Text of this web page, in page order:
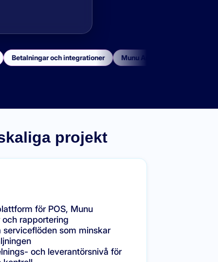
Betalningar och integrationer Munu Analytics
projekt
för POS, Munu
rapportering
som minskar
och leverantörsnivå för